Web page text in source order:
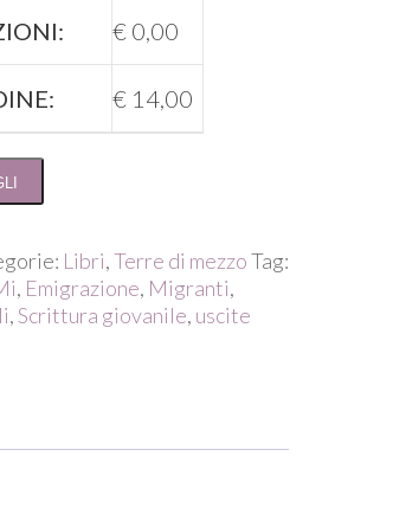
€ 0,00
€ 14,00
Libri,Terre di mezzo Tag:
, Emigrazione, Migranti,
,Scrittura giovanile, uscite